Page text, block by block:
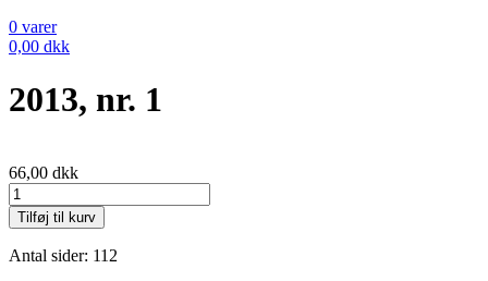
0 varer
0,00 dkk
2013, nr. 1
66,00 dkk
2013,
nr.
1
antal
Tilføj til kurv
Antal sider: 112